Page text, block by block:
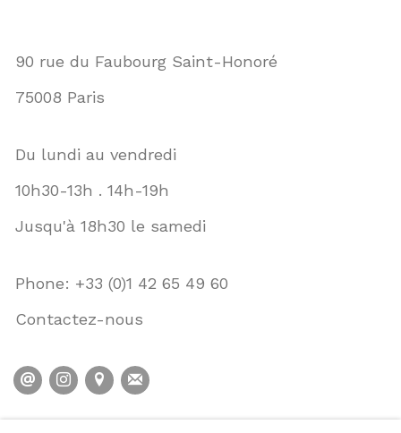
90 rue du Faubourg Saint-Honoré
75008 Paris
Du lundi au vendredi
10h30-13h . 14h-19h
Jusqu'à 18h30 le samedi
Phone: +33 (0)1 42 65 49 60
Contactez-nous